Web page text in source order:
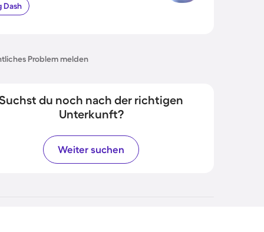
Dash
Problem melden
du noch nach der richtigen
Unterkunft?
Weiter suchen